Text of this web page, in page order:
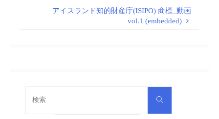
アイスランド知的財産庁(ISIPO) 商標_動画
vol.1 (embedded)
検